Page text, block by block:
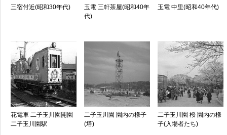
三宿付近(昭和30年代)
玉電 三軒茶屋(昭和40年
代)
玉電 中里(昭和40年代)
花電車 二子玉川園開園
二子玉川園駅
二子玉川園 園内の様子
(塔)
二子玉川園 桜 園内の様
子(入場者たち)